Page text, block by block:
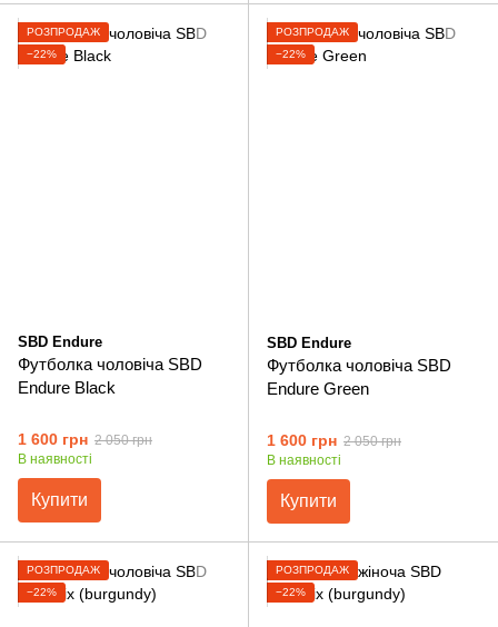
РОЗПРОДАЖ
−22%
SBD Endure
Футболка чоловіча SBD
Endure Black
1 600 грн 2 050 грн
В наявності
Купити
РОЗПРОДАЖ
−22%
SBD Endure
Футболка чоловіча SBD
Endure Green
1 600 грн 2 050 грн
В наявності
Купити
РОЗПРОДАЖ
−22%
РОЗПРОДАЖ
−22%